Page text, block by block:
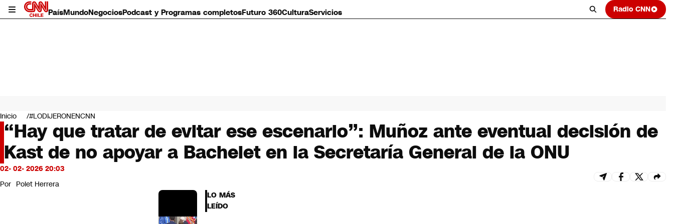
PaísMundoNegociosPodcast y Programas completosFuturo 360CulturaServicios Radio CNN
Mundo
Negocios
Deportes
Programas completos
Cultura
Servicios
Bits
CNN Data
Inicio #LODIJERONENCNN
“Hay que tratar de evitar ese escenario”: Muñoz ante eventual decisión de
Kast de no apoyar a Bachelet en la Secretaría General de la ONU
02- 02- 2026 20:03
Por Polet Herrera
LO MÁS
LEÍDO